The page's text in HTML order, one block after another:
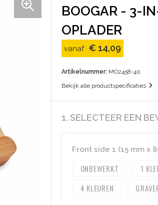
BOOGAR - 3-
OPLADER
vanaf € 14,09
Artikelnummer: MO2458-40
Bekijk alle productspecificaties
1. SELECTEER EEN
Front side 1 (15 mm x
ONBEWERKT
1
4